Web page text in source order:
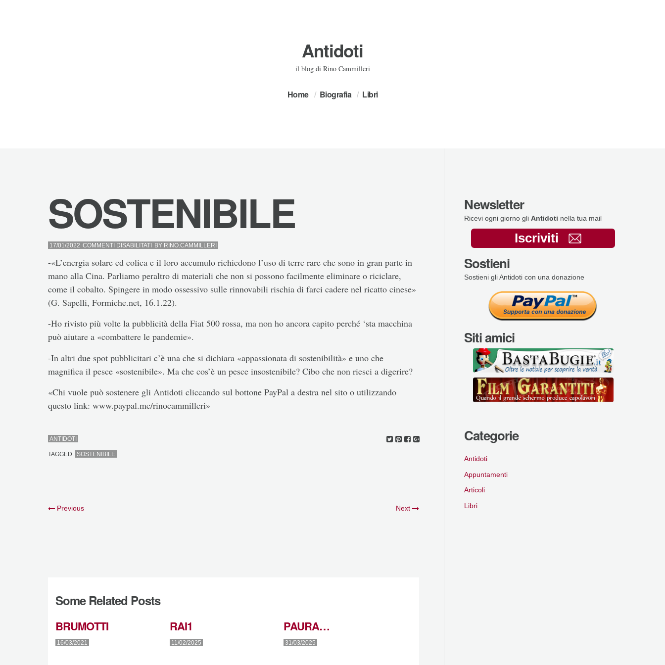
Antidoti
il blog di Rino Cammilleri
Home Biografia Libri
SOSTENIBILE
17/01/2022 COMMENTI DISABILITATISUBY RINO.CAMMILLERI
-«L’energia solare ed eolica e il loro accumulo richiedono l’uso di terre rare che sono in gran parte in
mano alla Cina. Parliamo peraltro di materiali che non si possono facilmente eliminare o riciclare,
come il cobalto. Spingere in modo ossessivo sulle rinnovabili rischia di farci cadere nel ricatto cinese»
(G. Sapelli, Formiche.net, 16.1.22).
-Ho rivisto più volte la pubblicità della Fiat 500 rossa, ma non ho ancora capito perché ‘sta macchina
può aiutare a «combattere le pandemie».
-In altri due spot pubblicitari c’è una che si dichiara «appassionata di sostenibilità» e uno che
magnifica il pesce «sostenibile». Ma che cos’è un pesce insostenibile? Cibo che non riesci a digerire?
«Chi vuole può sostenere gli Antidoti cliccando sul bottone PayPal a destra nel sito o utilizzando
questo link: www.paypal.me/rinocammilleri»
ANTIDOTI
TAGGED: SOSTENIBILE
Previous Next
Some Related Posts
BRUMOTTI
16/03/2021
RAI1
11/02/2025
PAURA…
31/03/2025
Newsletter
Ricevi ogni giorno gli Antidoti nella tua mail
Iscriviti
Sostieni
Sostieni gli Antidoti con una donazione
Siti amici
Categorie
Antidoti
Appuntamenti
Articoli
Libri